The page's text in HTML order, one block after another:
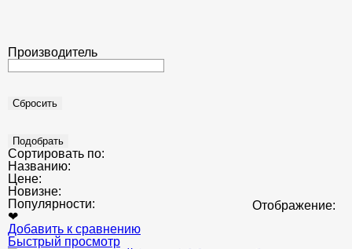
Производитель
Сортировать по:
Названию:
Цене:
Новизне:
Популярности:
Отображение:
❤
Добавить к сравнению
Быстрый просмотр